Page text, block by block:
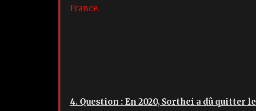
France.
4. Question : En 2020, Sorthei a dû quitter